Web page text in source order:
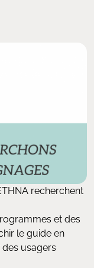
recherchent
et des
le guide en
usagers